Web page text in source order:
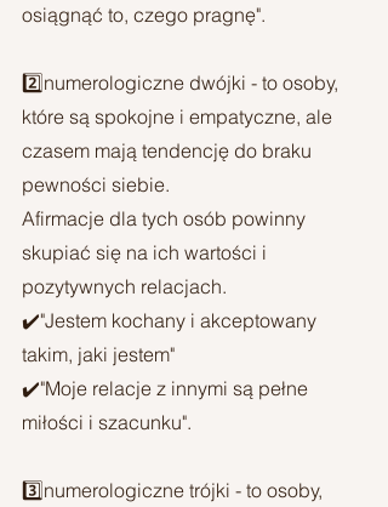
osiągnąć to, czego pragnę".
2️⃣numerologiczne dwójki - to osoby,
które są spokojne i empatyczne, ale
czasem mają tendencję do braku
pewności siebie.
Afirmacje dla tych osób powinny
skupiać się na ich wartości i
pozytywnych relacjach.
✔️"Jestem kochany i akceptowany
takim, jaki jestem"
✔️"Moje relacje z innymi są pełne
miłości i szacunku".
3️⃣numerologiczne trójki - to osoby,